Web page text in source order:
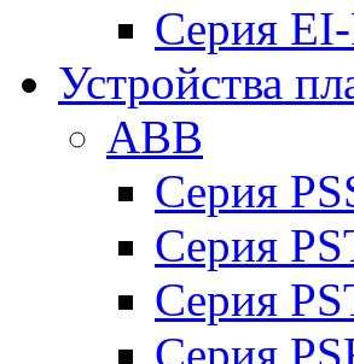
Серия
Устройства
ABB
Cерия
Cерия
Cерия
Серия